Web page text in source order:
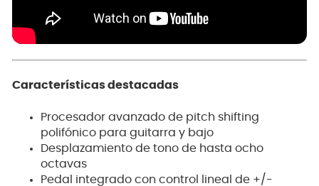
Características destacadas
Procesador avanzado de pitch shifting
polifónico para guitarra y bajo
Desplazamiento de tono de hasta ocho
octavas
Pedal integrado con control lineal de +/-